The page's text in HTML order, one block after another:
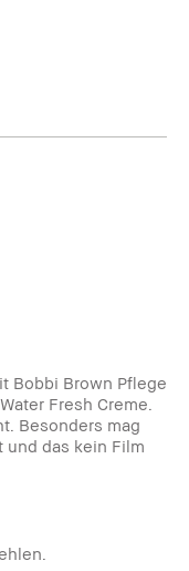
Bobbi Brown Pflege
Fresh Creme.
Besonders mag
und das kein Film